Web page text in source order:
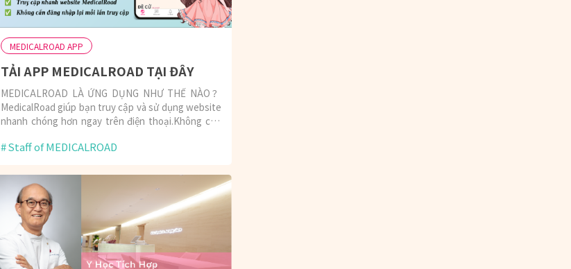
MEDICALROAD APP
TẢI APP MEDICALROAD TẠI ĐÂY
MEDICALROAD LÀ ỨNG DỤNG NHƯ THẾ NÀO？
MedicalRoad giúp bạn truy cập và sử dụng website
nhanh chóng hơn ngay trên điện thoại.Không cần
cần mở app là có thể sử dụng ngay — tiện lợi và tiết
Staff of MEDICALROAD